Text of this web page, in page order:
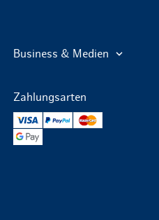
Business & Medien
Zahlungsarten
VISA PayPal